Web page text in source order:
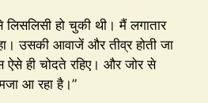
हो चुकी थी। मैं लगातार
उसकी आवाजें और तीव्र होती जा
ऐसे ही चोदते रहिए। और जोर से
आ रहा है।”